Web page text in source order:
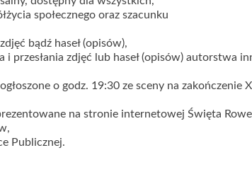
społecznego oraz szacunku
bądź haseł (opisów),
przesłania zdjęć lub haseł (opisów) autorstwa
o godz. 19:30 ze sceny na zakończenie
na stronie internetowej Święta
Publicznej.